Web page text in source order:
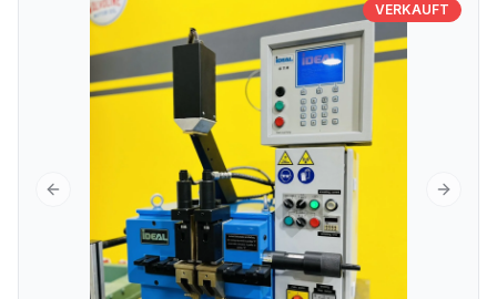
Previous slide Next
VERKAUFT